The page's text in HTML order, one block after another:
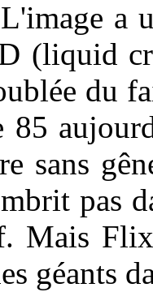
a
(liquid
du
85
sans
pas
Mais
géants